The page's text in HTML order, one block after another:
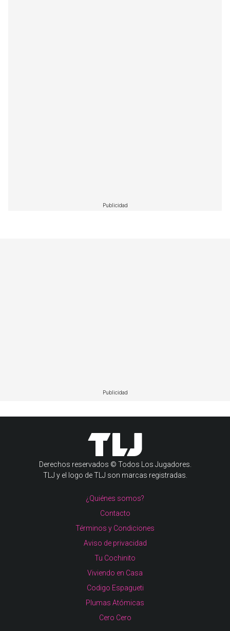
Publicidad
Publicidad
Derechos reservados © Todos Los Jugadores.
TLJ y el logo de TLJ son marcas registradas.
¿Quiénes somos?
Contacto
Términos y Condiciones
Aviso de privacidad
Tu Cochinito
Viviendo en Casa
Codigo Espagueti
Plumas Atómicas
Cero Cero